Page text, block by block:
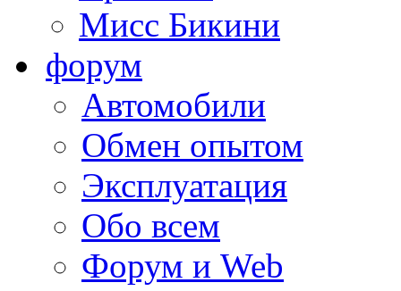
Мисс Бикини
форум
Автомобили
Обмен опытом
Эксплуатация
Обо всем
Форум и Web